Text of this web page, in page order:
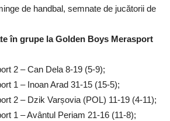
de handbal, semnate de jucătorii de
în grupe la Golden Boys Merasport
2 – Can Dela 8-19 (5-9);
1 – Inoan Arad 31-15 (15-5);
2 – Dzik Varșovia (POL) 11-19 (4-11);
1 – Avântul Periam 21-16 (11-8);